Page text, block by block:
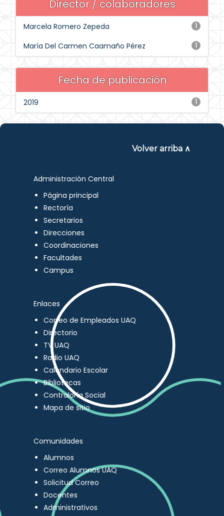
Director / colaboradores
1
Marcela Romero Zepeda
1
María Del Carmen Caamaño Pérez
Fecha de publicación
1
2019
Volver arriba ∧
Administración Central
Página principal
Rectoría
Secretarios
Direcciones
Coordinaciones
Facultades
Campus
Enlaces
Correo de Empleados UAQ
Directorio
TV UAQ
Radio UAQ
Calendario Escolar
Bibliotecas
Contraloría Social
Mapa de sitio
Comunidades
Alumnos
Correo Alumnos UAQ
Solicitud Correo
Docentes
Administrativos